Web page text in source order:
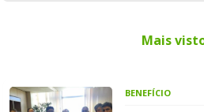
Mais
BENEFÍCIO